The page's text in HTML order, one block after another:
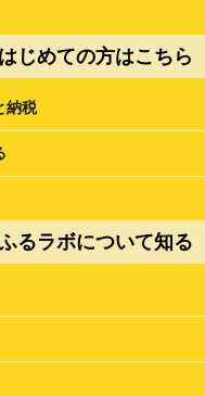
はじめての方はこちら
納税
るラボについて知る